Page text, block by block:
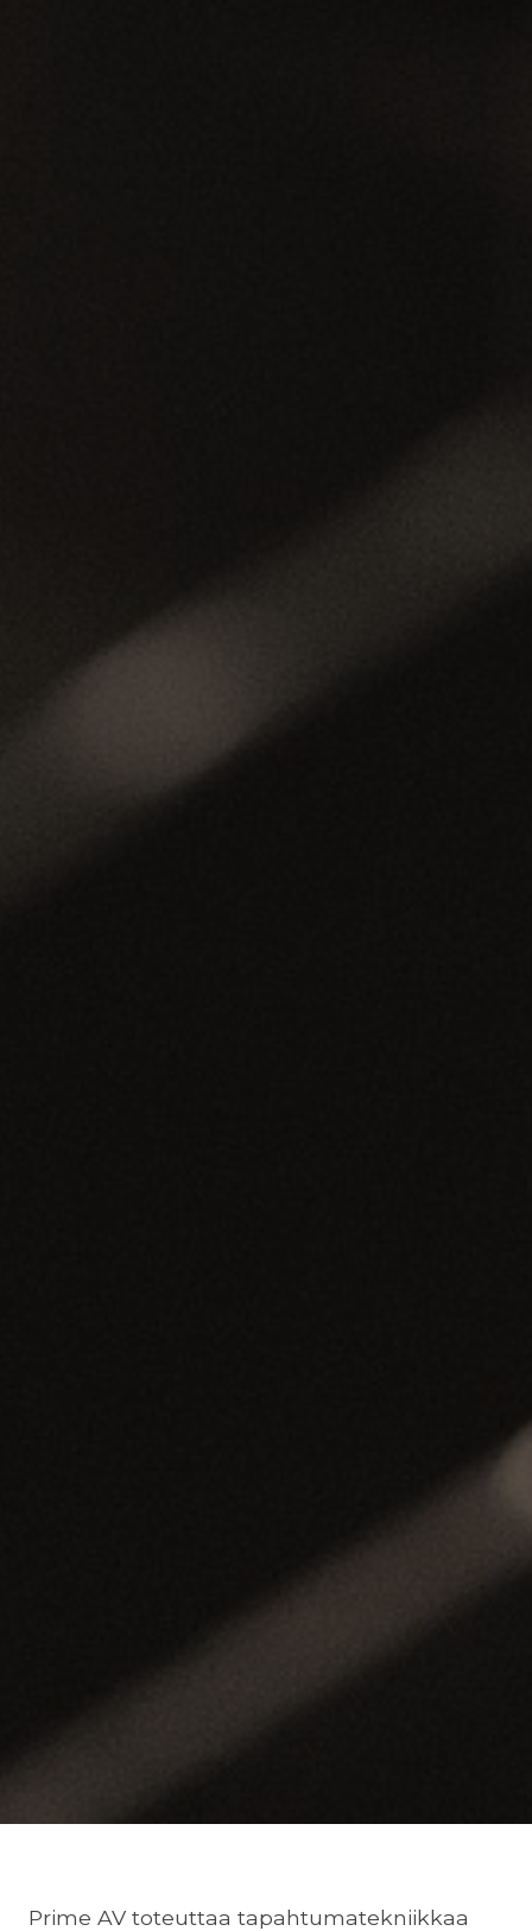
Prime AV toteuttaa tapahtumatekniikkaa